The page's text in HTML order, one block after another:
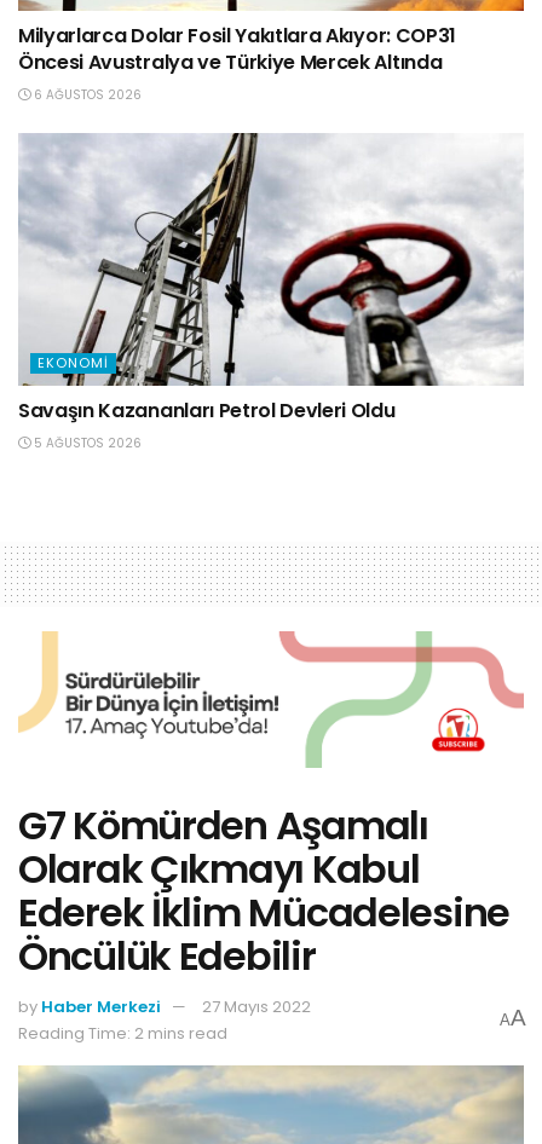
Milyarlarca Dolar Fosil Yakıtlara Akıyor: COP31
Öncesi Avustralya ve Türkiye Mercek Altında
6 AĞUSTOS 2026
EKONOMI
Savaşın Kazananları Petrol Devleri Oldu
5 AĞUSTOS 2026
G7 Kömürden Aşamalı
Olarak Çıkmayı Kabul
Ederek İklim Mücadelesine
Öncülük Edebilir
by Haber Merkezi
27 Mayıs 2022
Reading Time: 2 mins read
AA